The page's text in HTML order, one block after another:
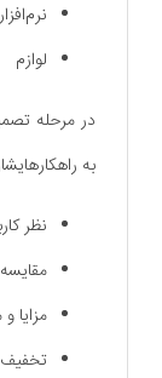
نرم‌افزار
لوازم
در مرحله
به
نظر
مقایسه
مزایا